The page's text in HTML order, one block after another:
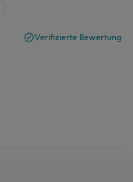
Verifizierte Bewertung